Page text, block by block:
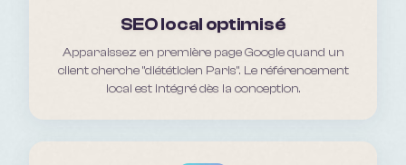
SEO local optimisé
Apparaissez en première page Google quand un
client cherche "diététicien Paris". Le référencement
local est intégré dès la conception.